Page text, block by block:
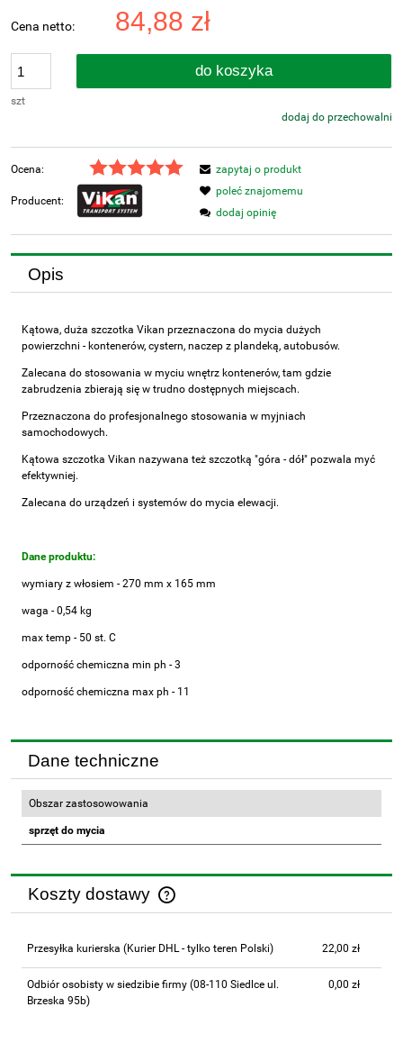
Cena netto: 84,88 zł
szt
do koszyka
dodaj do przechowalni
Ocena:
Producent:
zapytaj o produkt
poleć znajomemu
dodaj opinię
Opis
Kątowa, duża szczotka Vikan przeznaczona do mycia dużych
powierzchni - kontenerów, cystern, naczep z plandeką, autobusów.
Zalecana do stosowania w myciu wnętrz kontenerów, tam gdzie
zabrudzenia zbierają się w trudno dostępnych miejscach.
Przeznaczona do profesjonalnego stosowania w myjniach
samochodowych.
Kątowa szczotka Vikan nazywana też szczotką "góra - dół" pozwala myć
efektywniej.
Zalecana do urządzeń i systemów do mycia elewacji.
Dane produktu:
wymiary z włosiem - 270 mm x 165 mm
waga - 0,54 kg
max temp - 50 st. C
odporność chemiczna min ph - 3
odporność chemiczna max ph - 11
Dane techniczne
Obszar zastosowowania
sprzęt do mycia
Koszty dostawy
Cena nie zawiera ewentualnych kosztów płatności
Przesyłka kurierska (Kurier DHL - tylko teren Polski) 22,00 zł
Odbiór osobisty w siedzibie firmy (08-110 Siedlce ul.
Brzeska 95b)
0,00 zł